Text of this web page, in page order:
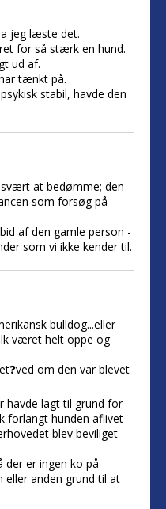
jeg læste det.
for så stærk en hund.
ud af.
tænkt på.
stabil, havde den
at bedømme; den
som forsøg på
af den gamle person -
som vi ikke kender til.
bulldog...eller
været helt oppe og
om den var blevet
havde lagt til grund for
forlangt hunden aflivet
blev beviliget
der er ingen ko på
eller anden grund til at